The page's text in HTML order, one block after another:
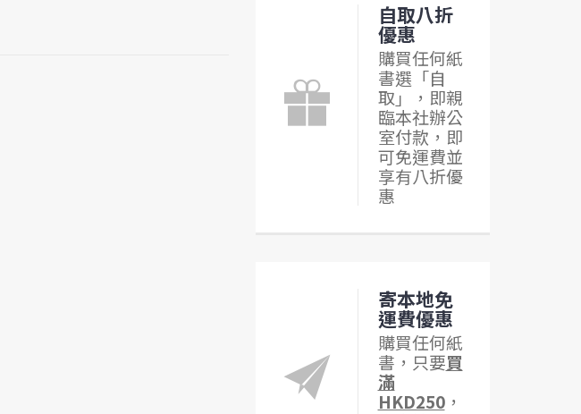
自取八折
優惠
購買任何紙
書選「自
取」，即親
臨本社辦公
室付款，即
可免運費並
享有八折優
惠
寄本地免
運費優惠
購買任何紙
書，只要買
滿
HKD250，